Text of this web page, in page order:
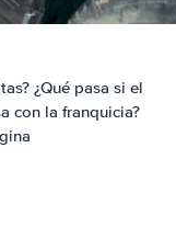
¿Qué pasa si el
con la franquicia?